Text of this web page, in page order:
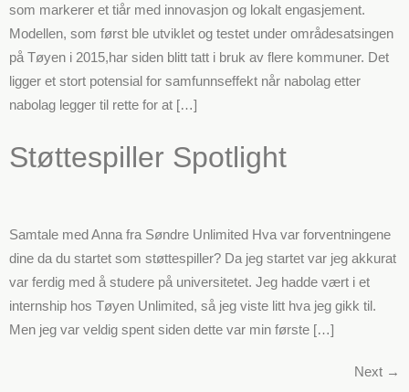
som markerer et tiår med innovasjon og lokalt engasjement.
Modellen, som først ble utviklet og testet under områdesatsingen
på Tøyen i 2015,har siden blitt tatt i bruk av flere kommuner. Det
ligger et stort potensial for samfunnseffekt når nabolag etter
nabolag legger til rette for at […]
Støttespiller Spotlight
Samtale med Anna fra Søndre Unlimited Hva var forventningene
dine da du startet som støttespiller? Da jeg startet var jeg akkurat
var ferdig med å studere på universitetet. Jeg hadde vært i et
internship hos Tøyen Unlimited, så jeg viste litt hva jeg gikk til.
Men jeg var veldig spent siden dette var min første […]
Next →